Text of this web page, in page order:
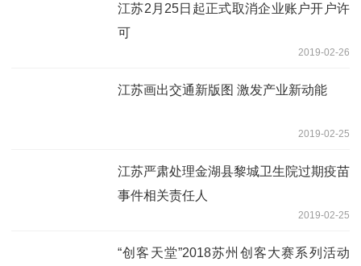
江苏2月25日起正式取消企业账户开户许
可
2019-02-26
江苏画出交通新版图 激发产业新动能
2019-02-25
江苏严肃处理金湖县黎城卫生院过期疫苗
事件相关责任人
2019-02-25
“创客天堂”2018苏州创客大赛系列活动